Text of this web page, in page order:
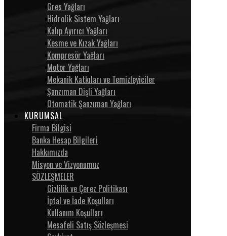
Gres Yağları
Hidrolik Sistem Yağları
Kalıp Ayırıcı Yağları
Kesme ve Kızak Yağları
Kompresör Yağları
Motor Yağları
Mekanik Katkıları ve Temizleyiciler
Şanzıman Dişli Yağları
Otomatik Şanzıman Yağları
KURUMSAL
Firma Bilgisi
Banka Hesap Bilgileri
Hakkımızda
Misyon ve Vizyonumuz
SÖZLEŞMELER
Gizlilik ve Çerez Politikası
İptal ve İade Koşulları
Kullanım Koşulları
Mesafeli Satış Sözleşmesi